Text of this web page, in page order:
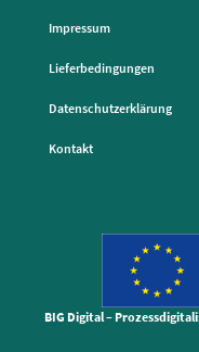
Impressum
Lieferbedingungen
Datenschutzerklärung
Kontakt
BIG Digital –